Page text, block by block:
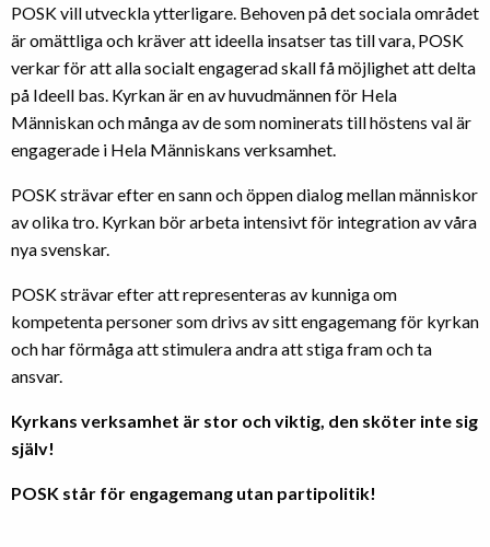
POSK vill utveckla ytterligare. Behoven på det sociala området
är omättliga och kräver att ideella insatser tas till vara, POSK
verkar för att alla socialt engagerad skall få möjlighet att delta
på Ideell bas. Kyrkan är en av huvudmännen för Hela
Människan och många av de som nominerats till höstens val är
engagerade i Hela Människans verksamhet.
POSK strävar efter en sann och öppen dialog mellan människor
av olika tro. Kyrkan bör arbeta intensivt för integration av våra
nya svenskar.
POSK strävar efter att representeras av kunniga om
kompetenta personer som drivs av sitt engagemang för kyrkan
och har förmåga att stimulera andra att stiga fram och ta
ansvar.
Kyrkans verksamhet är stor och viktig, den sköter inte sig
själv!
POSK står för engagemang utan partipolitik!